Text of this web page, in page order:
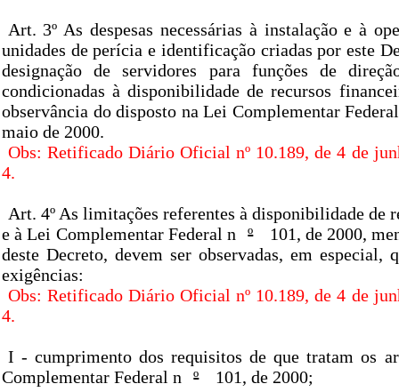
Art. 3º As despesas necessárias à instalação e à
unidades de perícia e identificação criadas por este
designação de servidores para funções de
condicionadas à disponibilidade de recursos
observância do disposto na Lei Complementar
maio de 2000.
Obs: Retificado Diário Oficial nº 10.189, de 4 de
4.
Art. 4º As limitações referentes à disponibilidade de
e à Lei Complementar Federal n
º
101, de 2000,
deste Decreto, devem ser observadas, em especial,
exigências:
Obs: Retificado Diário Oficial nº 10.189, de 4 de
4.
I - cumprimento dos requisitos de que tratam os
Complementar Federal n
º 101, de 2000;